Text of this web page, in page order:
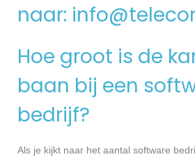
naar:
Hoe groot is de
baan bij een
bedrijf?
Als je kijkt naar het aantal software